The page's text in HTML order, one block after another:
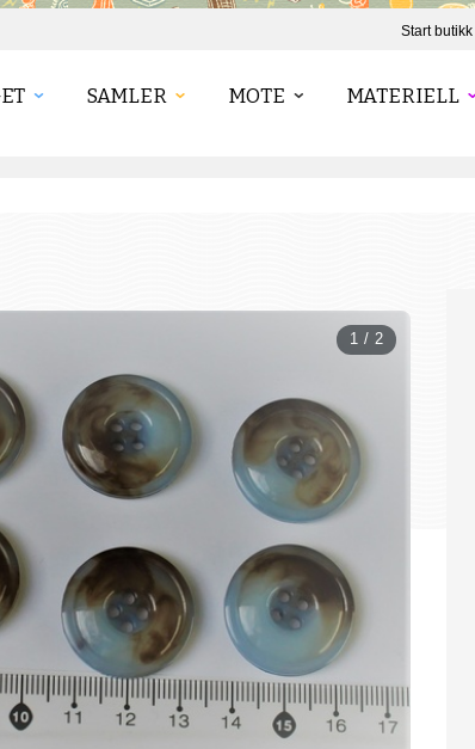
Start butikk
SAMLER MOTE MATERIELL
1 / 2